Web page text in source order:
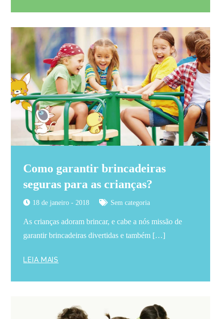
Como garantir brincadeiras
seguras para as crianças?
18 de janeiro - 2018 Sem categoria
As crianças adoram brincar, e cabe a nós missão de
garantir brincadeiras divertidas e também […]
LEIA MAIS